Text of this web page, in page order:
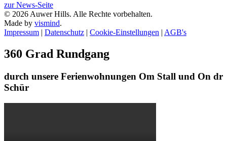
zur News-Seite
© 2026 Auwer Hills. Alle Rechte vorbehalten.
Made by vismind.
Impressum | Datenschutz | Cookie-Einstellungen | AGB's
360 Grad Rundgang
durch unsere Ferienwohnungen Om Stall und On dr
Schür